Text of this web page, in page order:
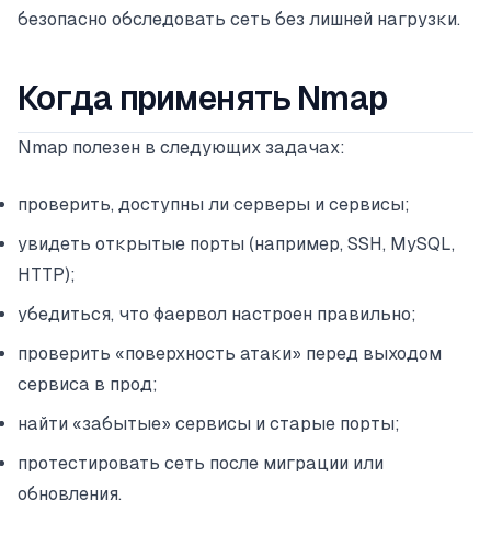
безопасно обследовать сеть без лишней нагрузки.
Когда применять Nmap
Nmap полезен в следующих задачах:
проверить, доступны ли серверы и сервисы;
увидеть открытые порты (например, SSH, MySQL,
HTTP);
убедиться, что фаервол настроен правильно;
проверить «поверхность атаки» перед выходом
сервиса в прод;
найти «забытые» сервисы и старые порты;
протестировать сеть после миграции или
обновления.